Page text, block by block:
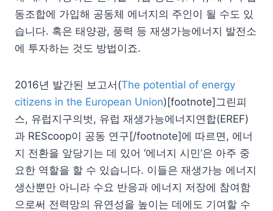
동조합에 가입해 공동체 에너지의 주인이 될 수도 있
습니다. 혹은 태양광, 풍력 등 재생가능에너지 발전소
에 투자하는 것도 방법이죠.
2016년 발간된 보고서(The potential of energy
citizens in the European Union)[footnote]그린피
스, 유럽지구의벗, 유럽 재생가능에너지연합(EREF)
과 REScoop이 공동 연구[/footnote]에 따르면, 에너
지 전환을 앞당기는 데 있어 ‘에너지 시민’은 아주 중
요한 역할을 할 수 있습니다. 이들은 재생가능 에너지
생산뿐만 아니라 수요 반응과 에너지 저장에 참여함
으로써 전력망의 유연성을 높이는 데에도 기여할 수